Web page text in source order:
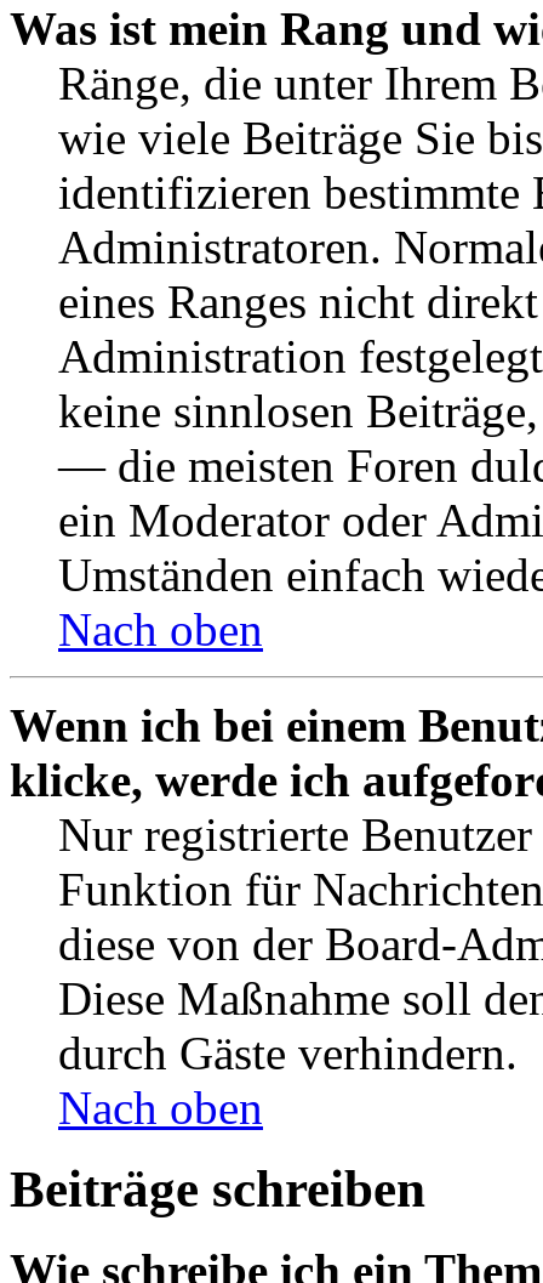
Was ist mein Rang und
Ränge, die unter Ihrem
wie viele Beiträge Sie
identifizieren bestimmte
Administratoren.
eines Ranges nicht
Administration
keine sinnlosen
— die meisten Foren
ein Moderator oder
Umständen einfach
Nach oben
Wenn ich bei einem
klicke, werde ich
Nur registrierte
Funktion für
diese von der Board-
Diese Maßnahme soll
durch Gäste verhindern.
Nach oben
Beiträge schreiben
Wie schreibe ich ein